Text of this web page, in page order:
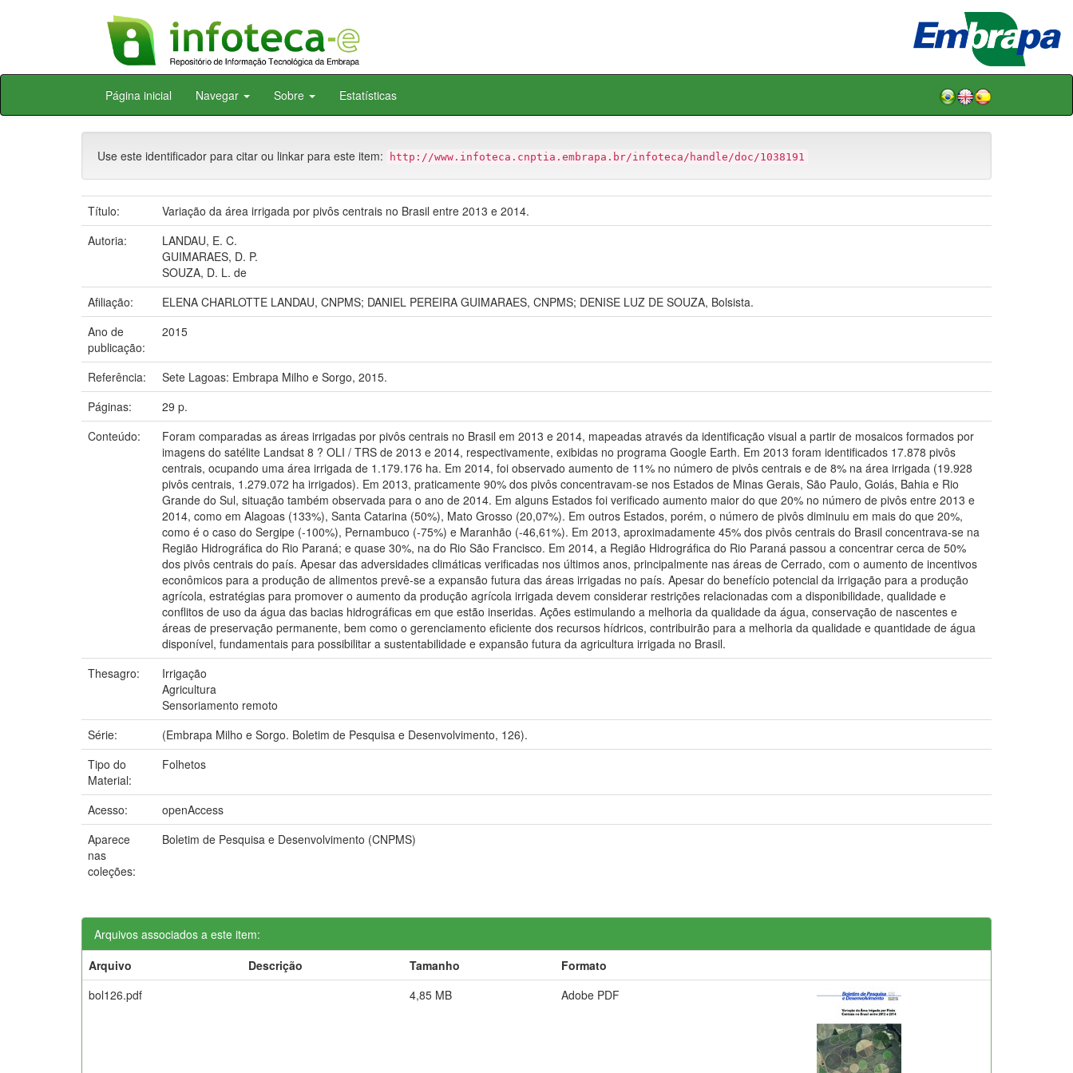
Skip
Página inicial Navegar Sobre Estatísticas
Use este identificador para citar ou linkar para este item: http://www.infoteca.cnptia.embrapa.br/infoteca/handle/doc/1038191
Título:
Variação da área irrigada por pivôs centrais no Brasil entre 2013 e 2014.
Autoria:
LANDAU, E. C.
GUIMARAES, D. P.
SOUZA, D. L. de
Afiliação:
ELENA CHARLOTTE LANDAU, CNPMS; DANIEL PEREIRA GUIMARAES, CNPMS; DENISE LUZ DE SOUZA, Bolsista.
Ano de
publicação:
2015
Referência:
Sete Lagoas: Embrapa Milho e Sorgo, 2015.
Páginas:
29 p.
Conteúdo:
Foram comparadas as áreas irrigadas por pivôs centrais no Brasil em 2013 e 2014, mapeadas através da identificação visual a partir de mosaicos formados por
imagens do satélite Landsat 8 ? OLI / TRS de 2013 e 2014, respectivamente, exibidas no programa Google Earth. Em 2013 foram identificados 17.878 pivôs
centrais, ocupando uma área irrigada de 1.179.176 ha. Em 2014, foi observado aumento de 11% no número de pivôs centrais e de 8% na área irrigada (19.928
pivôs centrais, 1.279.072 ha irrigados). Em 2013, praticamente 90% dos pivôs concentravam-se nos Estados de Minas Gerais, São Paulo, Goiás, Bahia e Rio
Grande do Sul, situação também observada para o ano de 2014. Em alguns Estados foi verificado aumento maior do que 20% no número de pivôs entre 2013 e
2014, como em Alagoas (133%), Santa Catarina (50%), Mato Grosso (20,07%). Em outros Estados, porém, o número de pivôs diminuiu em mais do que 20%,
como é o caso do Sergipe (-100%), Pernambuco (-75%) e Maranhão (-46,61%). Em 2013, aproximadamente 45% dos pivôs centrais do Brasil concentrava-se na
Região Hidrográfica do Rio Paraná; e quase 30%, na do Rio São Francisco. Em 2014, a Região Hidrográfica do Rio Paraná passou a concentrar cerca de 50%
dos pivôs centrais do país. Apesar das adversidades climáticas verificadas nos últimos anos, principalmente nas áreas de Cerrado, com o aumento de incentivos
econômicos para a produção de alimentos prevê-se a expansão futura das áreas irrigadas no país. Apesar do benefício potencial da irrigação para a produção
agrícola, estratégias para promover o aumento da produção agrícola irrigada devem considerar restrições relacionadas com a disponibilidade, qualidade e
conflitos de uso da água das bacias hidrográficas em que estão inseridas. Ações estimulando a melhoria da qualidade da água, conservação de nascentes e
áreas de preservação permanente, bem como o gerenciamento eficiente dos recursos hídricos, contribuirão para a melhoria da qualidade e quantidade de água
disponível, fundamentais para possibilitar a sustentabilidade e expansão futura da agricultura irrigada no Brasil.
Thesagro:
Irrigação
Agricultura
Sensoriamento remoto
Série:
(Embrapa Milho e Sorgo. Boletim de Pesquisa e Desenvolvimento, 126).
Tipo do
Material:
Folhetos
Acesso:
openAccess
Aparece
nas
coleções:
Boletim de Pesquisa e Desenvolvimento (CNPMS)
Arquivos associados a este item:
Arquivo
Descrição Tamanho
Formato
bol126.pdf
4,85 MB Adobe PDF